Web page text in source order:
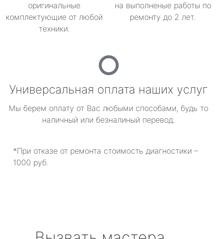
оригинальные
комплектующие от любой
техники.
на выполненые работы по
ремонту до 2 лет.
Универсальная оплата наших услуг
Мы берем оплату от Вас любыми способами, будь то
наличный или безналиный перевод.
*При отказе от ремонта стоимость диагностики –
1000 руб.